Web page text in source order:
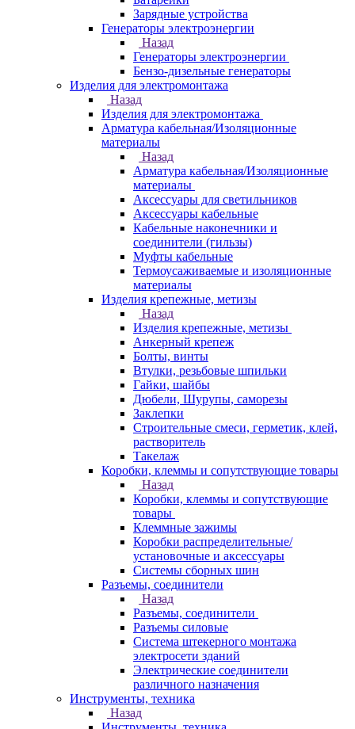
Зарядные устройства
Генераторы электроэнергии
Назад
Генераторы электроэнергии
Бензо-дизельные генераторы
Изделия для электромонтажа
Назад
Изделия для электромонтажа
Арматура кабельная/Изоляционные
материалы
Назад
Арматура кабельная/Изоляционные
материалы
Аксессуары для светильников
Аксессуары кабельные
Кабельные наконечники и
соединители (гильзы)
Муфты кабельные
Термоусаживаемые и изоляционные
материалы
Изделия крепежные, метизы
Назад
Изделия крепежные, метизы
Анкерный крепеж
Болты, винты
Втулки, резьбовые шпильки
Гайки, шайбы
Дюбели, Шурупы, саморезы
Заклепки
Строительные смеси, герметик, клей,
растворитель
Такелаж
Коробки, клеммы и сопутствующие товары
Назад
Коробки, клеммы и сопутствующие
товары
Клеммные зажимы
Коробки распределительные/
установочные и аксессуары
Системы сборных шин
Разъемы, соединители
Назад
Разъемы, соединители
Разъемы силовые
Система штекерного монтажа
электросети зданий
Электрические соединители
различного назначения
Инструменты, техника
Назад